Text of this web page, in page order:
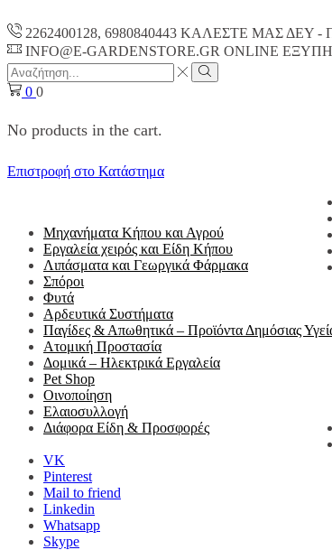
2262400128, 6980840443 ΚΑΛΕΣΤΕ ΜΑΣ ΔΕΥ
INFO@E-GARDENSTORE.GR ONLINE
Search
input
Search
0 0
No products in the cart.
Επιστροφή στο Κατάστημα
Μηχανήματα Κήπου και Αγρού
Εργαλεία χειρός και Είδη Κήπου
Λιπάσματα και Γεωργικά Φάρμακα
Σπόροι
Φυτά
Αρδευτικά Συστήματα
Παγίδες & Απωθητικά – Προϊόντα Δημόσιας
Ατομική Προστασία
Δομικά – Ηλεκτρικά Εργαλεία
Pet Shop
Οινοποίηση
Ελαιοσυλλογή
Διάφορα Είδη & Προσφορές
VK
Pinterest
Mail to friend
Linkedin
Whatsapp
Skype